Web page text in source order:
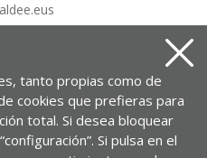
aldee.eus
tanto propias como de
cookies que prefieras para
total. Si desea bloquear
Si pulsa en el